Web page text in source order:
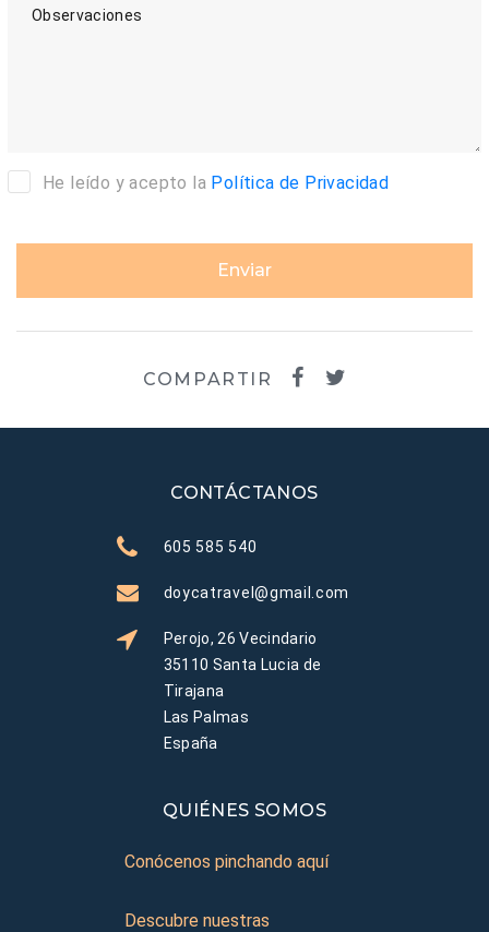
Observaciones
He leído y acepto la Política de Privacidad
Enviar
COMPARTIR
CONTÁCTANOS
605 585 540
doycatravel@gmail.com
Perojo, 26 Vecindario
35110 Santa Lucia de
Tirajana
Las Palmas
España
QUIÉNES SOMOS
Conócenos pinchando aquí
Descubre nuestras